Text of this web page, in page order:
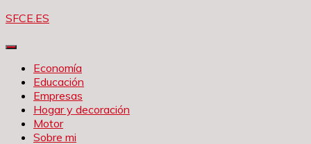
Saltar
contenido
SFCE.ES
Economía
Educación
Empresas
Hogar y decoración
Motor
Sobre mi